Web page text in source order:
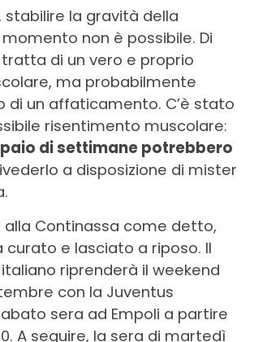
la gravità della
non è possibile. Di
di un vero e proprio
ma probabilmente
di un affaticamento. C’è stato
risentimento muscolare:
di settimane potrebbero
a disposizione di mister
alla Continassa come detto,
curato e lasciato a riposo. Il
riprenderà il weekend
con la Juventus
sera ad Empoli a partire
A seguire, la sera di martedì